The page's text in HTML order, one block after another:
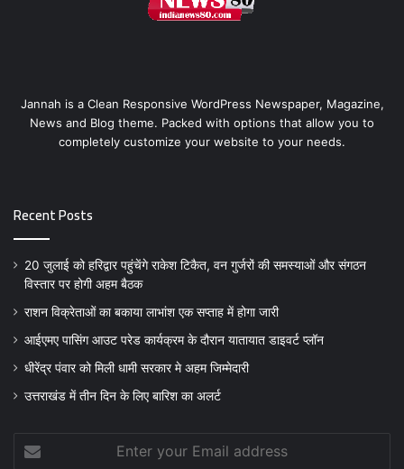
Jannah is a Clean Responsive WordPress Newspaper, Magazine,
News and Blog theme. Packed with options that allow you to
completely customize your website to your needs.
Recent Posts
20 जुलाई को हरिद्वार पहुंचेंगे राकेश टिकैत, वन गुर्जरों की समस्याओं और संगठन
विस्तार पर होगी अहम बैठक
राशन विक्रेताओं का बकाया लाभांश एक सप्ताह में होगा जारी
आईएमए पासिंग आउट परेड कार्यक्रम के दौरान यातायात डाइवर्ट प्लॉन
धीरेंद्र पंवार को मिली धामी सरकार मे अहम जिम्मेदारी
उत्तराखंड में तीन दिन के लिए बारिश का अलर्ट
your